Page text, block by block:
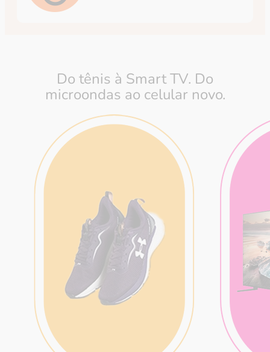
Do tênis à Smart TV. Do
microondas ao celular novo.